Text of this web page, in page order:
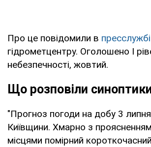
Про це повідомили в пресслужбі
гідрометцентру. Оголошено І
небезпечності, жовтий.
Що розповіли
"Прогноз погоди на добу 3 липня
Київщини. Хмарно з
місцями помірний